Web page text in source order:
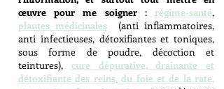
œuvre pour me soigner:régime-santé,
plantes médicinales
(anti inflammatoires,
anti infectieuses, détoxifiantes et toniques,
sous forme de poudre, décoction et
teintures), cure dépurative, drainante et
détoxifiante des reins, du foie et de la rate,